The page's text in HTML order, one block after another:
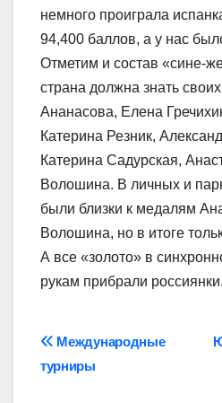
немного проиграла
94,400 баллов, а у нас
Отметим и состав «сине-
страна должна знать
Ананасова, Елена
Катерина Резник,
Катерина Садурская,
Волошина. В личных и
были близки к медалям
Волошина, но в итоге
А все «золото» в
рукам прибрали россиянки.
Навігація
записів
Международные
турниры